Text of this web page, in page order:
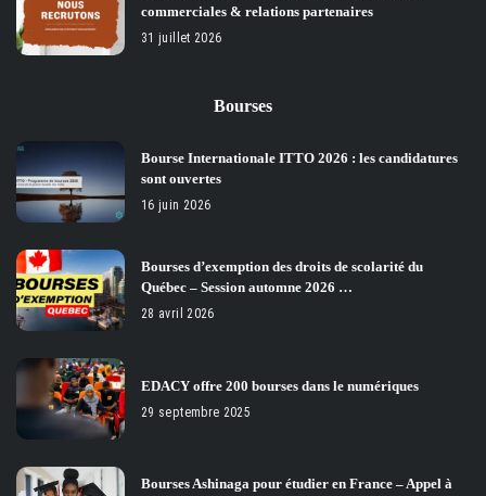
commerciales & relations partenaires
31 juillet 2026
Bourses
Bourse Internationale ITTO 2026 : les candidatures
sont ouvertes
16 juin 2026
Bourses d’exemption des droits de scolarité du
Québec – Session automne 2026 …
28 avril 2026
EDACY offre 200 bourses dans le numériques
29 septembre 2025
Bourses Ashinaga pour étudier en France – Appel à